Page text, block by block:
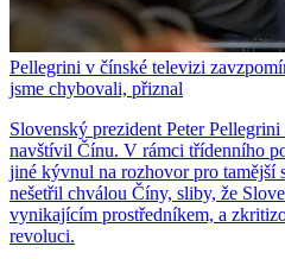
Pellegrini v čínské televizi
jsme chybovali, přiznal
Slovenský prezident Peter
navštívil Čínu. V rámci třídenního
jiné kývnul na rozhovor pro
nešetřil chválou Číny, sliby, že
vynikajícím prostředníkem, a
revoluci.